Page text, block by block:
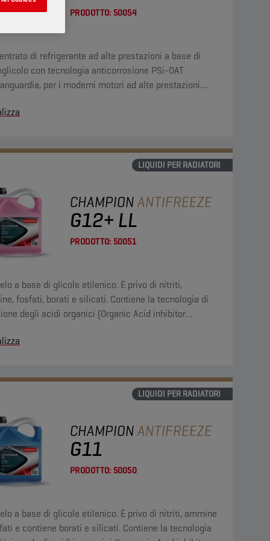
PRODOTTO: 50054
di refrigerante ad alte prestazioni a base di
con tecnologia anticorrosione PSi-OAT
per i moderni motori ad alte prestazioni.
nelle applicazioni G13, G12++, G12+ e G11.
LIQUIDI PER RADIATORI
CHAMPIONANTIFREEZE
G12+ LL
PRODOTTO: 50051
a base di glicole etilenico. È privo di nitriti,
fosfati, borati e silicati. Contiene la tecnologia di
degli acidi organici (Organic Acid inhibitor
di raffreddamento.
LIQUIDI PER RADIATORI
CHAMPIONANTIFREEZE
G11
PRODOTTO: 50050
a base di glicole etilenico. È privo di nitriti, ammine
e contiene borati e silicati. Contiene la tecnologia